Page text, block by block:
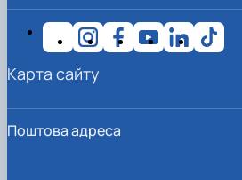
Поштова адреса
Карта сайту